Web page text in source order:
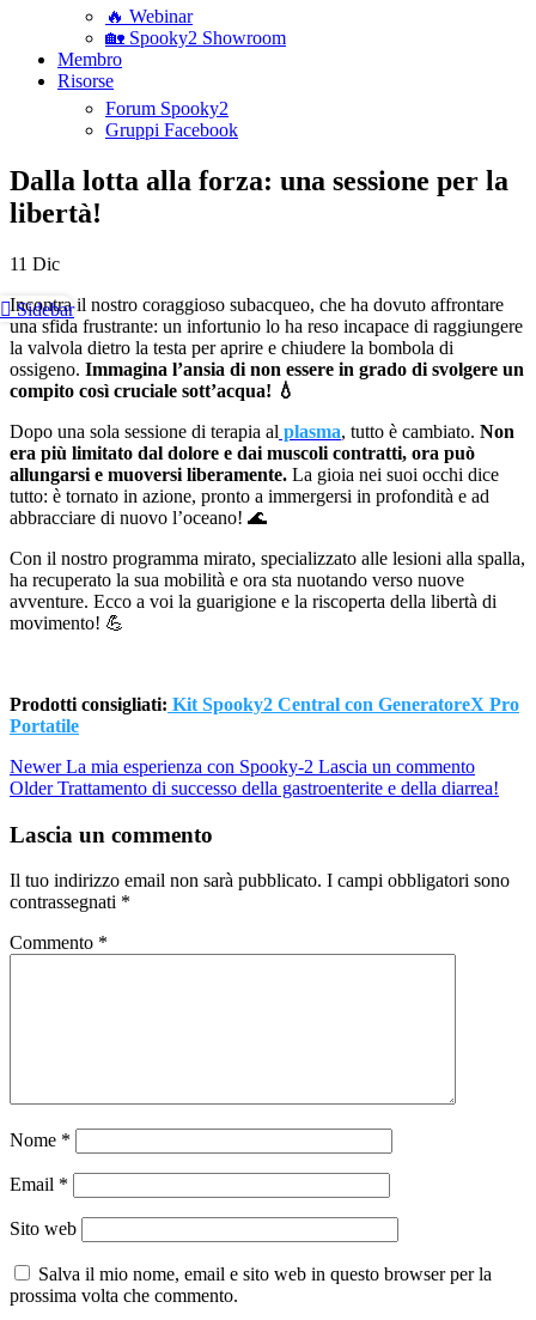
🔥 Webinar
🏡 Spooky2 Showroom
Membro
Risorse
Forum Spooky2
Gruppi Facebook
Dalla lotta alla forza: una sessione per la
libertà!
11 Dic
Incontra il nostro coraggioso subacqueo, che ha dovuto affrontare
una sfida frustrante: un infortunio lo ha reso incapace di raggiungere
la valvola dietro la testa per aprire e chiudere la bombola di
ossigeno. Immagina l’ansia di non essere in grado di svolgere un
compito così cruciale sott’acqua! 💧
Dopo una sola sessione di terapia al plasma, tutto è cambiato. Non
era più limitato dal dolore e dai muscoli contratti, ora può
allungarsi e muoversi liberamente. La gioia nei suoi occhi dice
tutto: è tornato in azione, pronto a immergersi in profondità e ad
abbracciare di nuovo l’oceano! 🌊
Con il nostro programma mirato, specializzato alle lesioni alla spalla,
ha recuperato la sua mobilità e ora sta nuotando verso nuove
avventure. Ecco a voi la guarigione e la riscoperta della libertà di
movimento! 💪
Prodotti consigliati: Kit Spooky2 Central con GeneratoreX Pro
Portatile
Newer La mia esperienza con Spooky-2 Lascia un commento
Older Trattamento di successo della gastroenterite e della diarrea!
Lascia un commento
Il tuo indirizzo email non sarà pubblicato. I campi obbligatori sono
contrassegnati *
Commento *
Nome *
Email *
Sito web
Salva il mio nome, email e sito web in questo browser per la
prossima volta che commento.
Sidebar